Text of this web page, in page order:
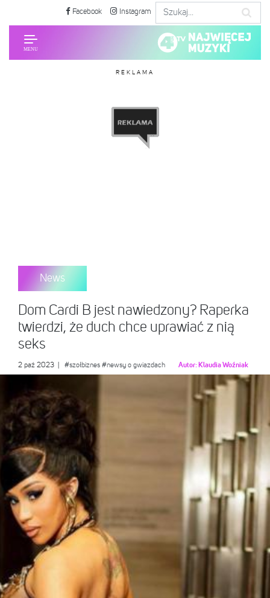
Facebook Instagram
REKLAMA
News
Dom Cardi B jest nawiedzony? Raperka
twierdzi, że duch chce uprawiać z nią
seks
2 paź 2023 #szołbiznes #newsy o gwiazdach Autor: Klaudia Woźniak